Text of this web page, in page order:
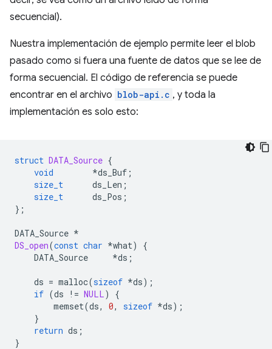
secuencial).
Nuestra implementación de ejemplo permite leer el blob
pasado como si fuera una fuente de datos que se lee de
forma secuencial. El código de referencia se puede
encontrar en el archivo blob-api.c , y toda la
implementación es solo esto:
struct DATA_Source {
void
*ds_Buf ;
size_t
ds_Len ;
size_t
ds_Pos ;
};
DATA_Source *
DS_open(const char *what)
{
DATA_Source
*ds ;
ds = malloc(sizeof *ds);
if (ds != NULL)
{
memset(ds, 0, sizeof *ds);
}
return ds ;
}